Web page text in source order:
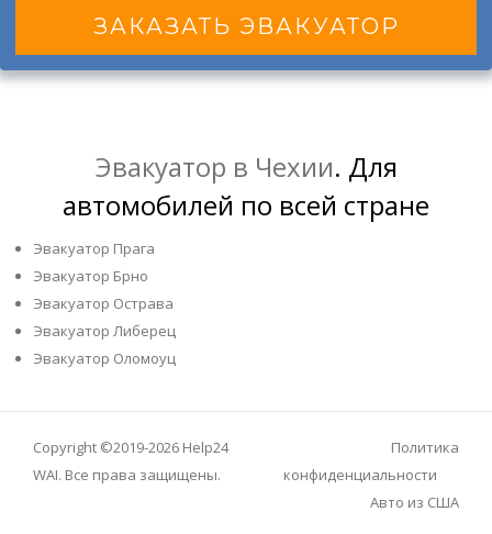
ЗАКАЗАТЬ ЭВАКУАТОР
Эвакуатор в Чехии. Для
автомобилей по всей стране
Эвакуатор Прага
Эвакуатор Брно
Эвакуатор Острава
Эвакуатор Либерец
Эвакуатор Оломоуц
Copyright ©2019-2026 Help24
WAI. Все права защищены.
Политика
конфиденциальности
Авто из США